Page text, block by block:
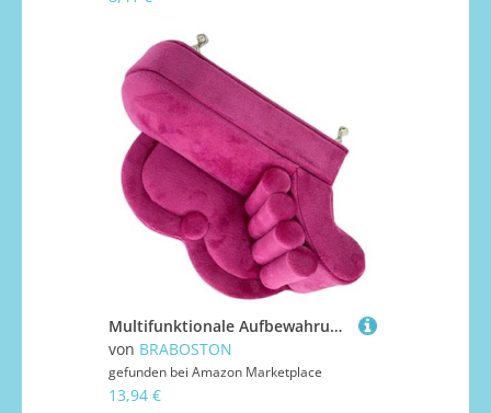
Multifunktionale Aufbewahrungsbox für Miniatur-Sofa, realistische 1/12-Puppenhäuser-Dekoration mit Schmuckfach, luxuriöses Miniatur-Samt-Sofa für Puppenhäuser
von BRABOSTON
gefunden bei Amazon Marketplace
13,94 €